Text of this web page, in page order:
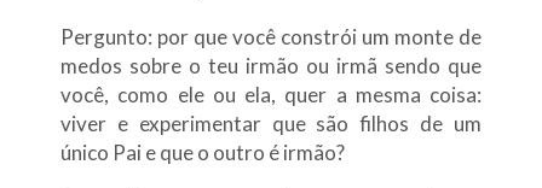
Pergunto: por que você constrói um monte de
medos sobre o teu irmão ou irmã sendo que
você, como ele ou ela, quer a mesma coisa:
viver e experimentar que são filhos de um
único Pai e que o outro é irmão?